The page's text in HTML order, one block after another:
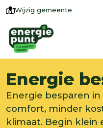
Wijzig gemeente
Energie
Energie besparen in
comfort, minder
klimaat. Begin klein